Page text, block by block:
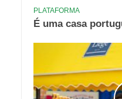
PLATAFORMA
É uma casa